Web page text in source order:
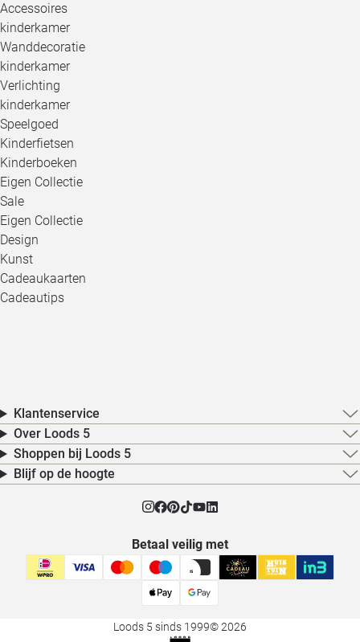
Accessoires
kinderkamer
Wanddecoratie
kinderkamer
Verlichting
kinderkamer
Speelgoed
Kinderfietsen
Kinderboeken
Eigen Collectie
Sale
Eigen Collectie
Design
Kunst
Cadeaukaarten
Cadeautips
Klantenservice
Over Loods 5
Shoppen bij Loods 5
Blijf op de hoogte
Betaal veilig met
Loods 5 sinds 1999© 2026